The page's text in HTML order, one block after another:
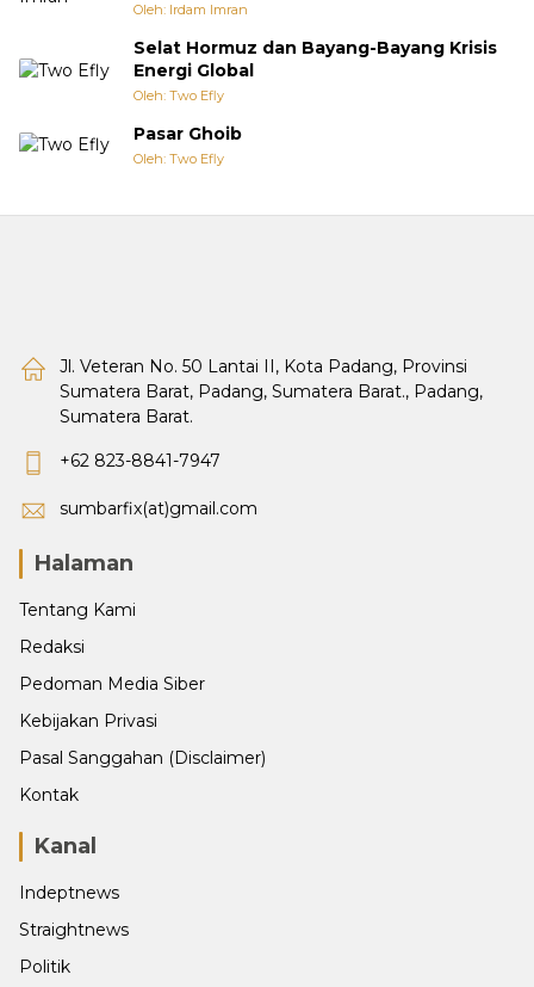
Oleh: Irdam Imran
Selat Hormuz dan Bayang-Bayang Krisis
Energi Global
Oleh: Two Efly
Pasar Ghoib
Oleh: Two Efly
Jl. Veteran No. 50 Lantai II, Kota Padang, Provinsi
Sumatera Barat, Padang, Sumatera Barat., Padang,
Sumatera Barat.
+62 823-8841-7947
sumbarfix(at)gmail.com
Halaman
Tentang Kami
Redaksi
Pedoman Media Siber
Kebijakan Privasi
Pasal Sanggahan (Disclaimer)
Kontak
Kanal
Indeptnews
Straightnews
Politik